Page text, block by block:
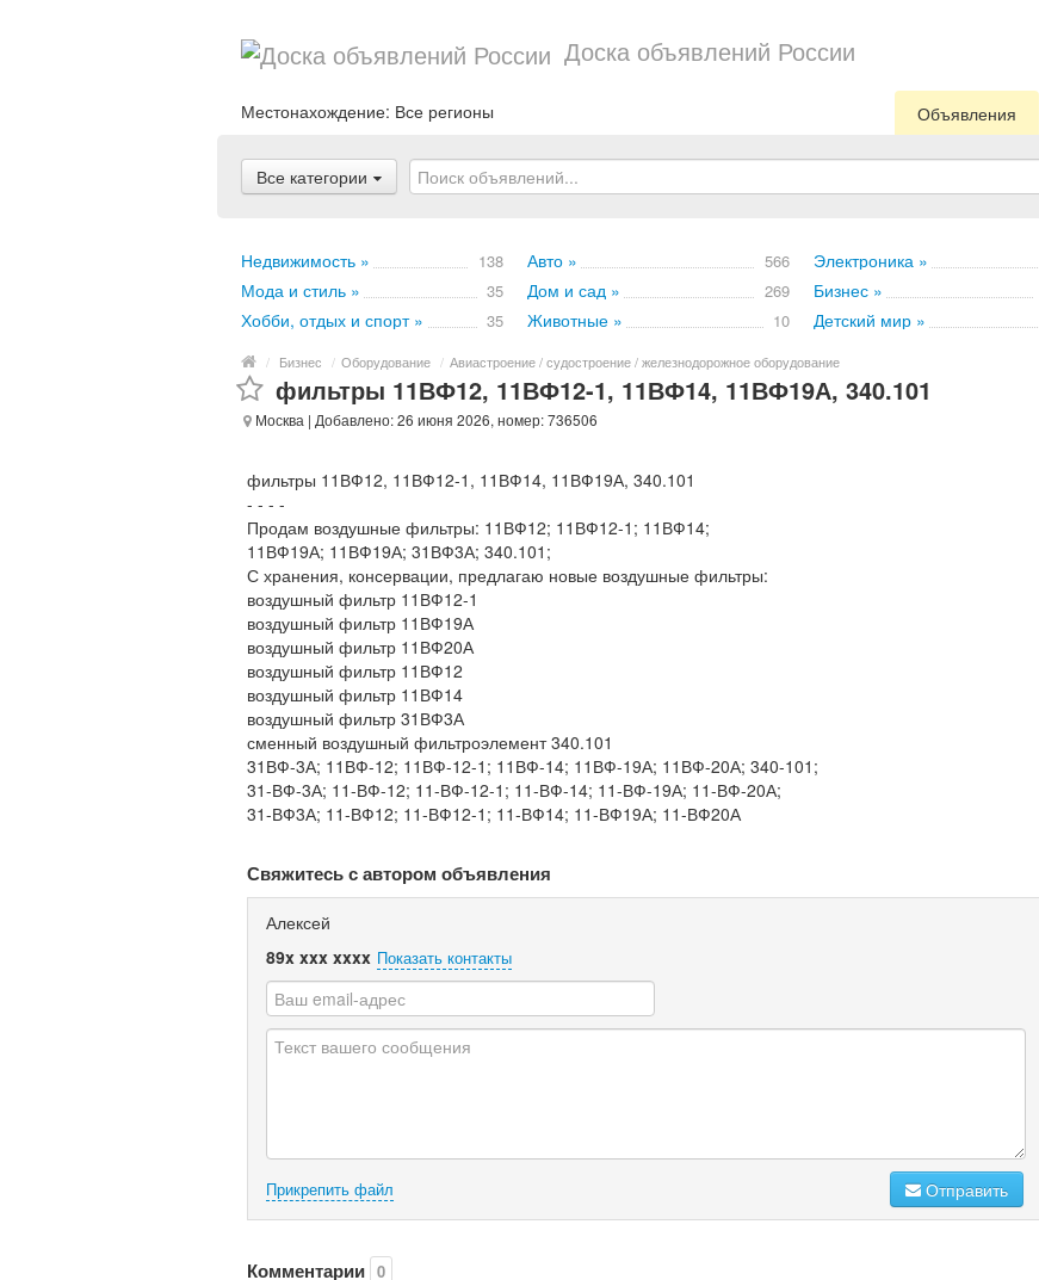
Доска объявлений России
Местонахождение: Все регионы Объявления
Все категории
Недвижимость » 138 Авто » 566 Электроника »
Мода и стиль » 35 Дом и сад » 269 Бизнес »
Хобби, отдых и спорт » 35 Животные » 10 Детский мир »
/ Бизнес / Оборудование / Авиастроение / судостроение / железнодорожное оборудование
фильтры 11ВФ12, 11ВФ12-1, 11ВФ14, 11ВФ19А, 340.101
Москва | Добавлено: 26 июня 2026, номер: 736506
фильтры 11ВФ12, 11ВФ12-1, 11ВФ14, 11ВФ19А, 340.101
- - - -
Продам воздушные фильтры: 11ВФ12; 11ВФ12-1; 11ВФ14;
11ВФ19А; 11ВФ19А; 31ВФ3А; 340.101;
С хранения, консервации, предлагаю новые воздушные фильтры:
воздушный фильтр 11ВФ12-1
воздушный фильтр 11ВФ19А
воздушный фильтр 11ВФ20А
воздушный фильтр 11ВФ12
воздушный фильтр 11ВФ14
воздушный фильтр 31ВФ3А
сменный воздушный фильтроэлемент 340.101
31ВФ-3А; 11ВФ-12; 11ВФ-12-1; 11ВФ-14; 11ВФ-19А; 11ВФ-20А; 340-101;
31-ВФ-3А; 11-ВФ-12; 11-ВФ-12-1; 11-ВФ-14; 11-ВФ-19А; 11-ВФ-20А;
31-ВФ3А; 11-ВФ12; 11-ВФ12-1; 11-ВФ14; 11-ВФ19А; 11-ВФ20А
Свяжитесь с автором объявления
Алексей
89x xxx xxxx Показать контакты
Прикрепить файл Отправить
Комментарии 0